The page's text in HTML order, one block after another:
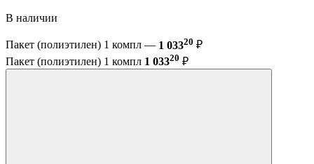
В наличии
Пакет (полиэтилен) 1 компл — 1 03320 ₽
Пакет (полиэтилен) 1 компл 1 03320 ₽